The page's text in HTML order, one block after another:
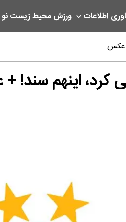
اطلاعات ورزشمحیط زیست
عکس
کرد، اینهم سند!